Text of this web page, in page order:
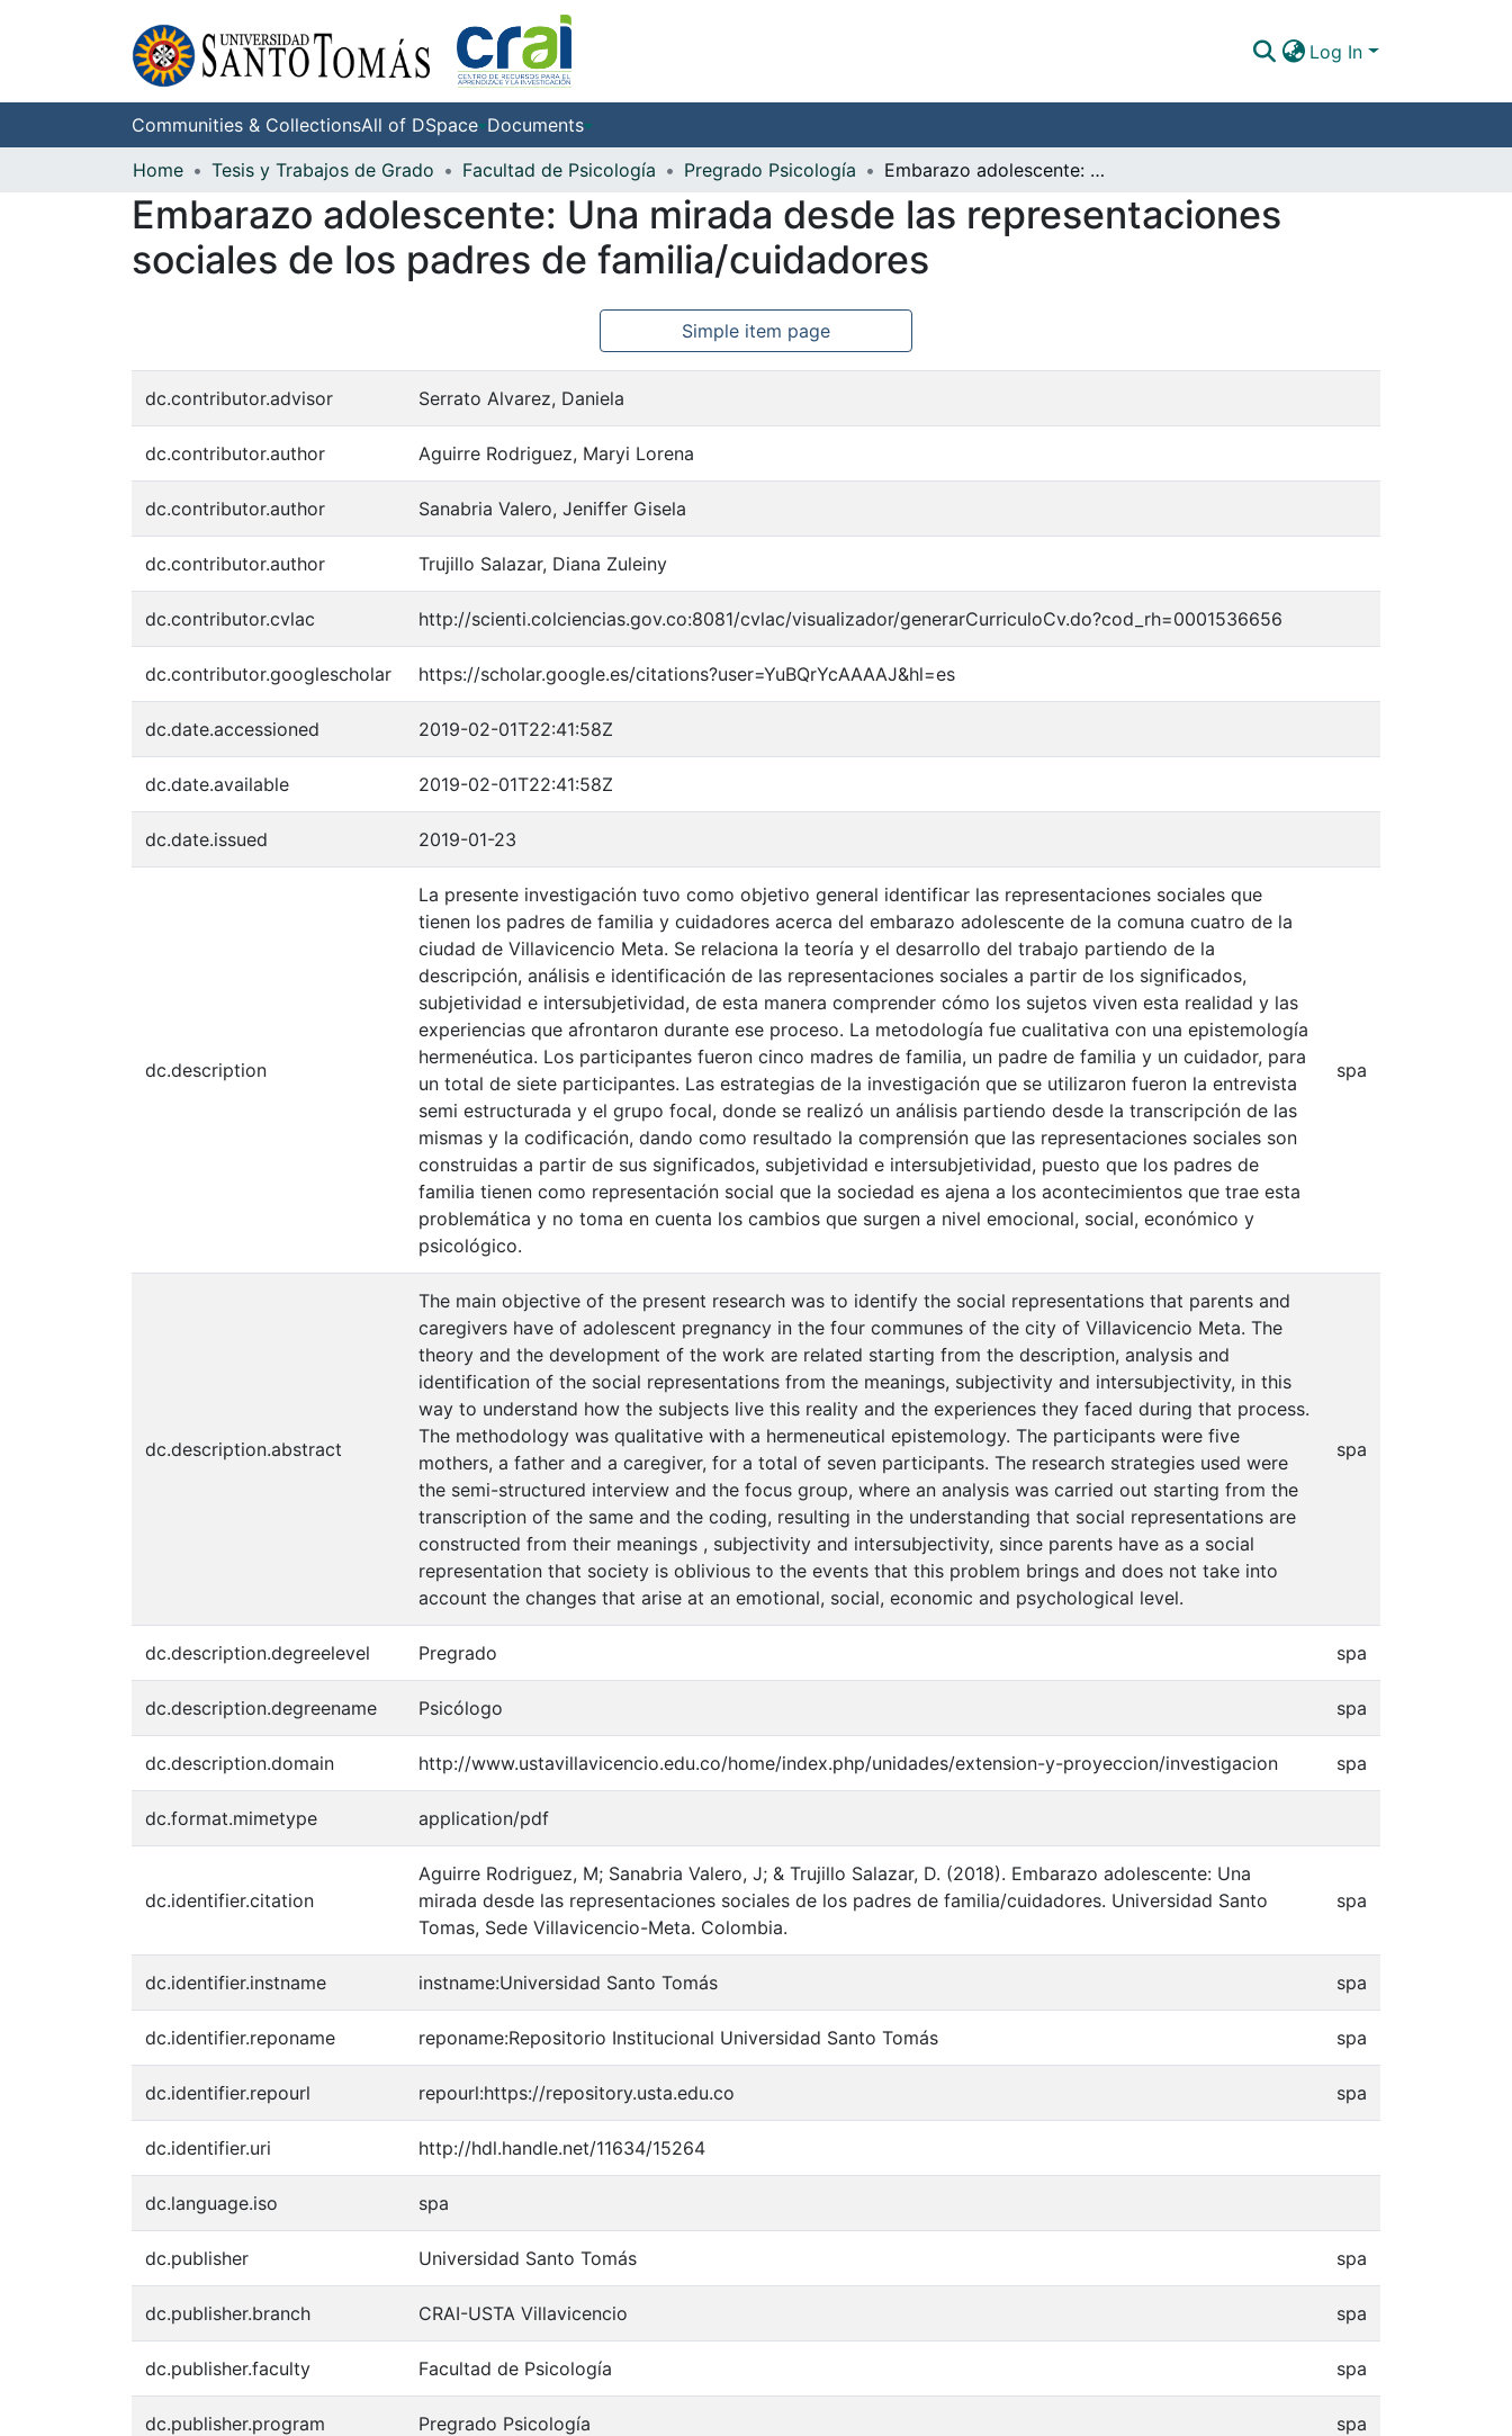
Log In
Communities & CollectionsAll of DSpace Documents
Home
Tesis y Trabajos de Grado Facultad de Psicología Pregrado Psicología Embarazo adolescente: Una mirada desde las representaciones sociales de los padres de familia/cuidadores
Embarazo adolescente: Una mirada desde las representaciones
sociales de los padres de familia/cuidadores
Simple item page
dc.contributor.advisor Serrato Alvarez, Daniela
dc.contributor.author Aguirre Rodriguez, Maryi Lorena
dc.contributor.author Sanabria Valero, Jeniffer Gisela
dc.contributor.author Trujillo Salazar, Diana Zuleiny
dc.contributor.cvlac http://scienti.colciencias.gov.co:8081/cvlac/visualizador/generarCurriculoCv.do?cod_rh=0001536656
dc.contributor.googlescholar https://scholar.google.es/citations?user=YuBQrYcAAAAJ&hl=es
dc.date.accessioned 2019-02-01T22:41:58Z
dc.date.available 2019-02-01T22:41:58Z
dc.date.issued 2019-01-23
dc.description
La presente investigación tuvo como objetivo general identificar las representaciones sociales que
tienen los padres de familia y cuidadores acerca del embarazo adolescente de la comuna cuatro de la
ciudad de Villavicencio Meta. Se relaciona la teoría y el desarrollo del trabajo partiendo de la
descripción, análisis e identificación de las representaciones sociales a partir de los significados,
subjetividad e intersubjetividad, de esta manera comprender cómo los sujetos viven esta realidad y las
experiencias que afrontaron durante ese proceso. La metodología fue cualitativa con una epistemología
hermenéutica. Los participantes fueron cinco madres de familia, un padre de familia y un cuidador, para
un total de siete participantes. Las estrategias de la investigación que se utilizaron fueron la entrevista
semi estructurada y el grupo focal, donde se realizó un análisis partiendo desde la transcripción de las
mismas y la codificación, dando como resultado la comprensión que las representaciones sociales son
construidas a partir de sus significados, subjetividad e intersubjetividad, puesto que los padres de
familia tienen como representación social que la sociedad es ajena a los acontecimientos que trae esta
problemática y no toma en cuenta los cambios que surgen a nivel emocional, social, económico y
psicológico.
spa
dc.description.abstract
The main objective of the present research was to identify the social representations that parents and
caregivers have of adolescent pregnancy in the four communes of the city of Villavicencio Meta. The
theory and the development of the work are related starting from the description, analysis and
identification of the social representations from the meanings, subjectivity and intersubjectivity, in this
way to understand how the subjects live this reality and the experiences they faced during that process.
The methodology was qualitative with a hermeneutical epistemology. The participants were five
mothers, a father and a caregiver, for a total of seven participants. The research strategies used were
the semi-structured interview and the focus group, where an analysis was carried out starting from the
transcription of the same and the coding, resulting in the understanding that social representations are
constructed from their meanings , subjectivity and intersubjectivity, since parents have as a social
representation that society is oblivious to the events that this problem brings and does not take into
account the changes that arise at an emotional, social, economic and psychological level.
spa
dc.description.degreelevel Pregrado spa
dc.description.degreename Psicólogo spa
dc.description.domain http://www.ustavillavicencio.edu.co/home/index.php/unidades/extension-y-proyeccion/investigacion spa
dc.format.mimetype application/pdf
dc.identifier.citation
Aguirre Rodriguez, M; Sanabria Valero, J; & Trujillo Salazar, D. (2018). Embarazo adolescente: Una
mirada desde las representaciones sociales de los padres de familia/cuidadores. Universidad Santo
Tomas, Sede Villavicencio-Meta. Colombia.
spa
dc.identifier.instname instname:Universidad Santo Tomás spa
dc.identifier.reponame reponame:Repositorio Institucional Universidad Santo Tomás spa
dc.identifier.repourl repourl:https://repository.usta.edu.co spa
dc.identifier.uri http://hdl.handle.net/11634/15264
dc.language.iso spa
dc.publisher Universidad Santo Tomás spa
dc.publisher.branch CRAI-USTA Villavicencio spa
dc.publisher.faculty Facultad de Psicología spa
dc.publisher.program Pregrado Psicología spa